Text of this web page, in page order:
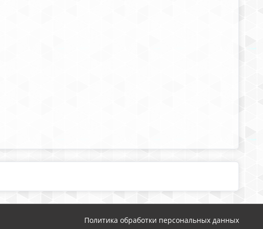
Политика обработки персональных данных